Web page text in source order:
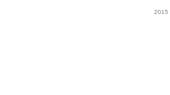
2015